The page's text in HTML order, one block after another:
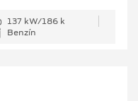
137 kW/186 k
Benzín